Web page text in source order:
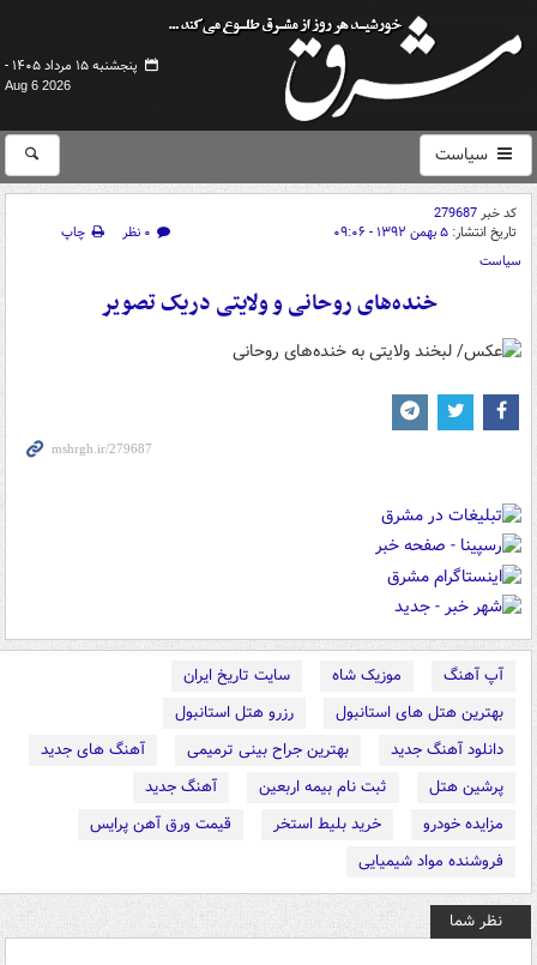
پنجشنبه ۱۵ مرداد ۱۴۰۵ -
Aug 6 2026
سیاست
کد خبر279687
تاریخ انتشار: ۵ بهمن ۱۳۹۲ - ۰۹:۰۶ ۰ نظر
چاپ
سیاست
خنده‌های روحانی و ولایتی دریک تصویر
آپ آهنگ موزیک شاه
سایت تاریخ ایران
بهترین هتل های استانبول
رزرو هتل استانبول
دانلود آهنگ جدید
بهترین جراح بینی ترمیمی
آهنگ های جدید
پرشین هتل
ثبت نام بیمه اربعین
آهنگ جدید
مزایده خودرو
خرید بلیط استخر
قیمت ورق آهن پرایس
فروشنده مواد شیمیایی
نظر شما